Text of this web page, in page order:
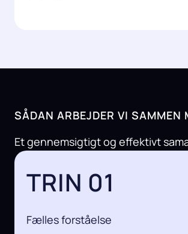
SÅDAN ARBEJDER VI SAMMEN
Et gennemsigtigt og effektivt
TRIN 01
Fælles forståelse